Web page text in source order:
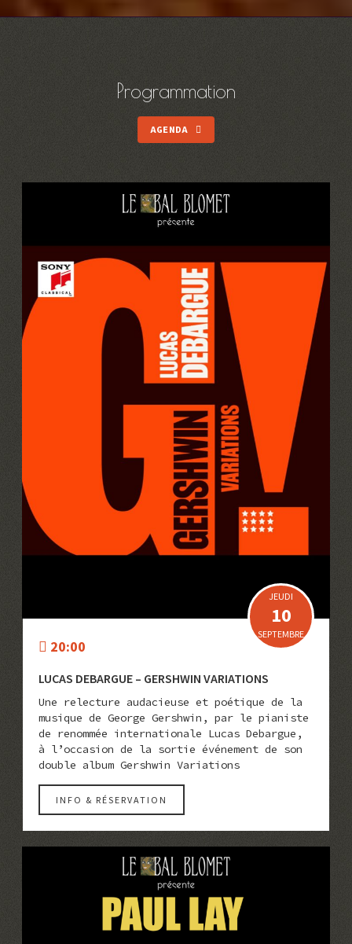
Programmation
AGENDA
JEUDI
10
SEPTEMBRE
20:00
LUCAS DEBARGUE – GERSHWIN VARIATIONS
Une relecture audacieuse et poétique de la
musique de George Gershwin, par le pianiste
de renommée internationale Lucas Debargue,
à l’occasion de la sortie événement de son
double album Gershwin Variations
INFO & RÉSERVATION